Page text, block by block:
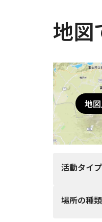
地図
地
活動タイプ
場所の種類